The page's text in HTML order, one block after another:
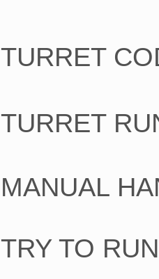
TURRET
TURRET
MANUAL
TRY TO